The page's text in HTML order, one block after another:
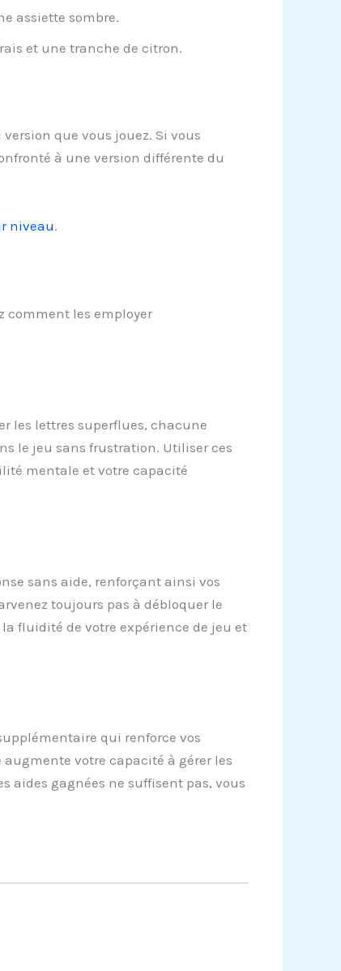
assiette sombre.
et une tranche de citron.
que vous jouez. Si vous
à une version différente du
niveau.
comment les employer
les lettres superflues, chacune
le jeu sans frustration. Utiliser ces
mentale et votre capacité
sans aide, renforçant ainsi vos
toujours pas à débloquer le
fluidité de votre expérience de jeu et
qui renforce vos
votre capacité à gérer les
aides gagnées ne suffisent pas, vous